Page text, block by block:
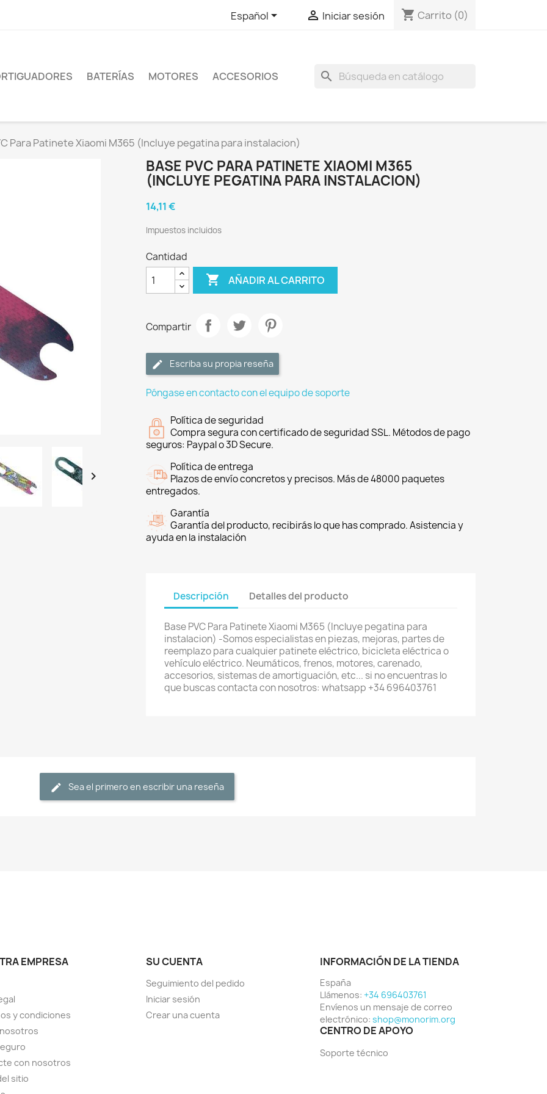
Español  Iniciar sesión shopping_cart Carrito (0)
BATERÍAS MOTORES ACCESORIOS search
Para Patinete Xiaomi M365 (Incluye pegatina para instalacion)

BASE PVC PARA PATINETE XIAOMI M365
(INCLUYE PEGATINA PARA INSTALACION)
14,11 €
Impuestos incluidos
Cantidad
 AÑADIR AL CARRITO
Compartir
Escriba su propia reseña
Póngase en contacto con el equipo de soporte
Política de seguridad
Compra segura con certificado de seguridad SSL. Métodos de pago
seguros: Paypal o 3D Secure.
Política de entrega
Plazos de envío concretos y precisos. Más de 48000 paquetes
entregados.
Garantía
Garantía del producto, recibirás lo que has comprado. Asistencia y
ayuda en la instalación
Descripción Detalles del producto
Base PVC Para Patinete Xiaomi M365 (Incluye pegatina para
instalacion) -Somos especialistas en piezas, mejoras, partes de
reemplazo para cualquier patinete eléctrico, bicicleta eléctrica o
vehículo eléctrico. Neumáticos, frenos, motores, carenado,
accesorios, sistemas de amortiguación, etc... si no encuentras lo
que buscas contacta con nosotros: whatsapp +34 696403761
Sea el primero en escribir una reseña
EMPRESA
y condiciones
con nosotros
sitio
SU CUENTA
Seguimiento del pedido
Iniciar sesión
Crear una cuenta
INFORMACIÓN DE LA TIENDA
España
Llámenos: +34 696403761
Envíenos un mensaje de correo
electrónico: shop@monorim.org
CENTRO DE APOYO
Soporte técnico